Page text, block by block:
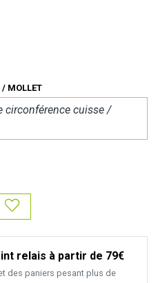
/ MOLLET
circonférence cuisse /
relais à partir de 79€
des paniers pesant plus de